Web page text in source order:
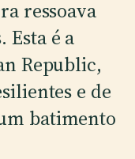
ressoava
Esta é a
Republic,
e de
batimento